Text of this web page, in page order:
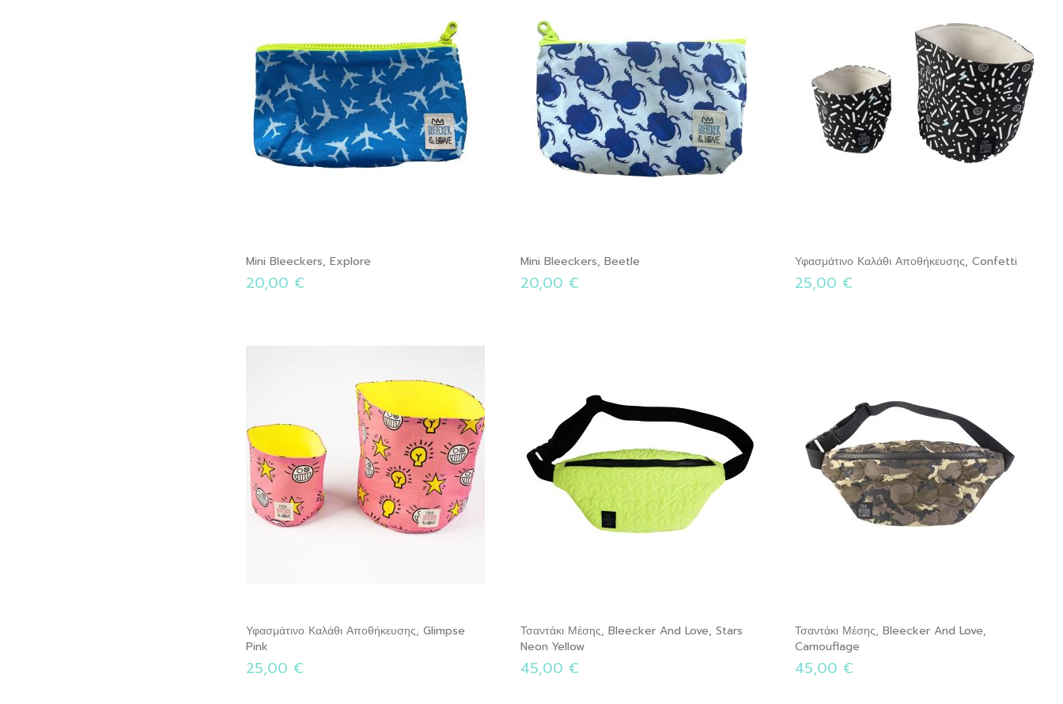
Mini Bleeckers, Explore
20,00 €
Mini Bleeckers, Beetle
20,00 €
Υφασμάτινο Καλάθι Αποθήκευσης, Confetti
25,00 €
Υφασμάτινο Καλάθι Αποθήκευσης, Glimpse
Pink
25,00 €
Τσαντάκι Μέσης, Bleecker And Love, Stars
Neon Yellow
45,00 €
Τσαντάκι Μέσης, Bleecker And Love,
Camouflage
45,00 €